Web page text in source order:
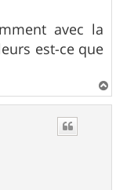
avec la
est-ce que
a